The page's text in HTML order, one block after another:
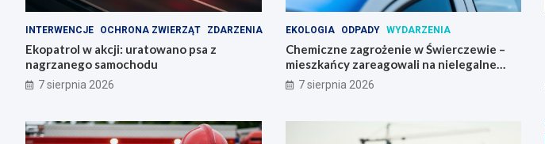
INTERWENCJE OCHRONA ZWIERZĄT ZDARZENIA
Ekopatrol w akcji: uratowano psa z
nagrzanego samochodu
7 sierpnia 2026
EKOLOGIA ODPADY WYDARZENIA
Chemiczne zagrożenie w Świerczewie –
mieszkańcy zareagowali na nielegalne
odpady
7 sierpnia 2026